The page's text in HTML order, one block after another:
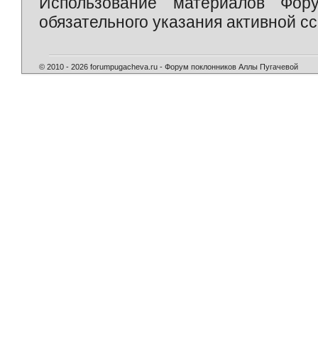
обязательного указания активной
© 2010 - 2026 forumpugacheva.ru - Форум поклонников Аллы Пугачевой